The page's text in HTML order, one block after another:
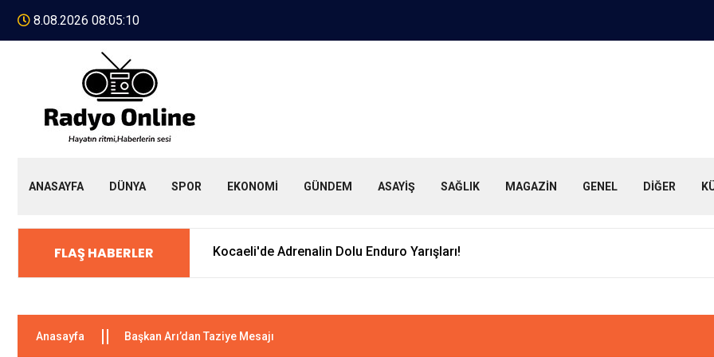
8.08.2026 08:05:10
ANASAYFA DÜNYA SPOR EKONOMİ GÜNDEM ASAYİŞ SAĞLIK MAGAZİN GENEL DİĞER
FLAŞ HABERLER
Kocaeli'de Adrenalin Dolu Enduro Yarışları!
Anasayfa Başkan Arı’dan Taziye Mesajı